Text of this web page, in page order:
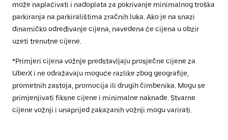
može naplaćivati i nadoplata za pokrivanje minimalnog troška
parkiranja na parkiralištima zračnih luka. Ako je na snazi
dinamičko određivanje cijena, navedena će cijena u obzir
uzeti trenutne cijene.
*Primjeri cijena vožnje predstavljaju prosječne cijene za
UberX i ne odražavaju moguće razlike zbog geografije,
prometnih zastoja, promocija ili drugih čimbenika. Mogu se
primjenjivati fiksne cijene i minimalne naknade. Stvarne
cijene vožnji i unaprijed zakazanih vožnji mogu varirati.